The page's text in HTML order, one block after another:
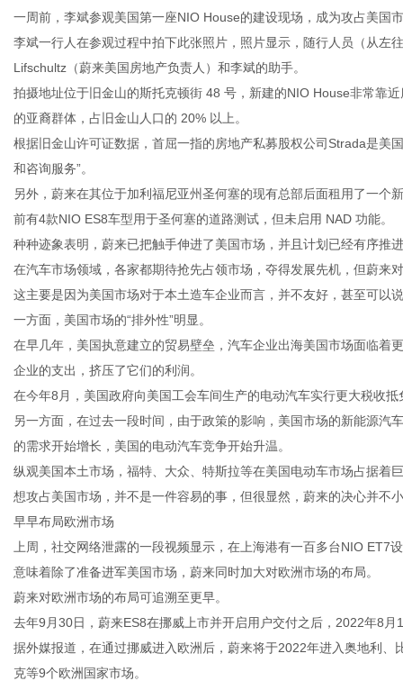
一周前，李斌参观美国第一座NIO House的建设现场，成为攻占美国
李斌一行人在参观过程中拍下此张照片，照片显示，随行人员（从左
Lifschultz（蔚来美国房地产负责人）和李斌的助手。
拍摄地址位于旧金山的斯托克顿街 48 号，新建的NIO House非常靠
的亚裔群体，占旧金山人口的 20% 以上。
根据旧金山许可证数据，首屈一指的房地产私募股权公司Strada是美
和咨询服务”。
另外，蔚来在其位于加利福尼亚州圣何塞的现有总部后面租用了一
前有4款NIO ES8车型用于圣何塞的道路测试，但未启用 NAD 功能。
种种迹象表明，蔚来已把触手伸进了美国市场，并且计划已经有序推
在汽车市场领域，各家都期待抢先占领市场，夺得发展先机，但蔚来
这主要是因为美国市场对于本土造车企业而言，并不友好，甚至可以
一方面，美国市场的“排外性”明显。
在早几年，美国执意建立的贸易壁垒，汽车企业出海美国市场面临着
企业的支出，挤压了它们的利润。
在今年8月，美国政府向美国工会车间生产的电动汽车实行更大税收
另一方面，在过去一段时间，由于政策的影响，美国市场的新能源汽
的需求开始增长，美国的电动汽车竞争开始升温。
纵观美国本土市场，福特、大众、特斯拉等在美国电动车市场占据着
想攻占美国市场，并不是一件容易的事，但很显然，蔚来的决心并不
早早布局欧洲市场
上周，社交网络泄露的一段视频显示，在上海港有一百多台NIO
意味着除了准备进军美国市场，蔚来同时加大对欧洲市场的布局。
蔚来对欧洲市场的布局可追溯至更早。
去年9月30日，蔚来ES8在挪威上市并开启用户交付之后，2022年8
据外媒报道，在通过挪威进入欧洲后，蔚来将于2022年进入奥地利
克等9个欧洲国家市场。